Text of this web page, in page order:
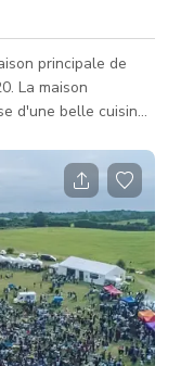
principale de
La maison
d'une belle cuisine
les repas et
également un
et canapé
plusieurs espaces